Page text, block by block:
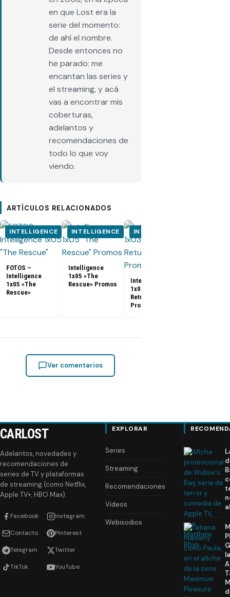
en que Lost era la
serie del momento:
de ahí el nombre.
Desde entonces no
he parado: me
encantan las series y
el streaming, y acá
vas a encontrar mis
coberturas,
adelantos y
recomendaciones de
todo lo que voy
viendo.
ARTÍCULOS RELACIONADOS
INTELLIGENCE
FOTOS –
Intelligence
1x05 «The
Rescue»
INTELLIGENCE
Intelligence
1x05 «The
Rescue» Promos
INTELLIGENCE
Intelligence
1x03 «Mei Chen
Returns» [Fotos
Promocionales]
Ver comentarios
CARLOST
Adelantos, novedades y
recomendaciones de
series de TV y plataformas
de streaming (como Netflix,
Apple TV+, HBO Max).
Facebook Instagram
Contacto Pinterest
Telegram Twitter
TikTok YouTube
EXPLORAR
Series
Streaming
Recomendaciones
Videos
Webisodios